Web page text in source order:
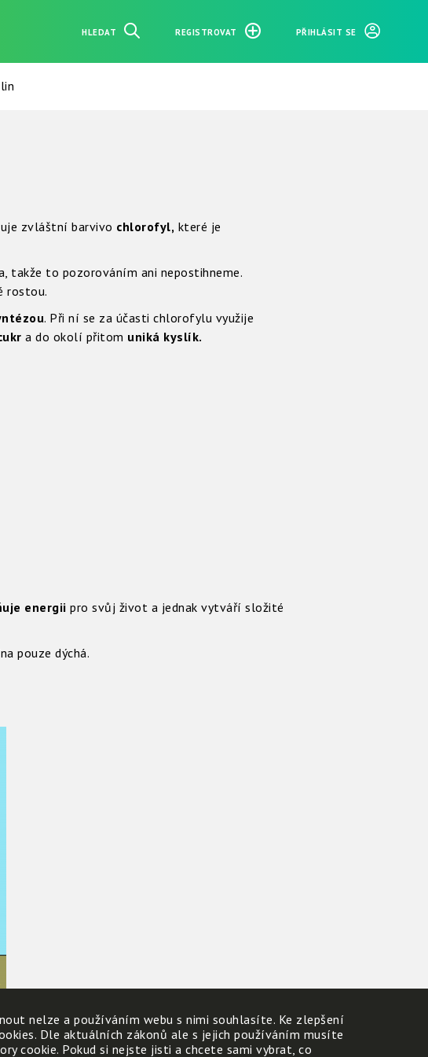
HLEDAT REGISTROVAT PŘIHLÁSIT SE
zvláštní barvivo chlorofyl, které je
takže to pozorováním ani nepostihneme.
rostou.
. Při ní se za účasti chlorofylu využije
a do okolí přitom uniká kyslík.
energii pro svůj život a jednak vytváří složité
pouze dýchá.
nelze a používáním webu s nimi souhlasíte. Ke zlepšení
Dle aktuálních zákonů ale s jejich používáním musíte
cookie. Pokud si nejste jisti a chcete sami vybrat, co